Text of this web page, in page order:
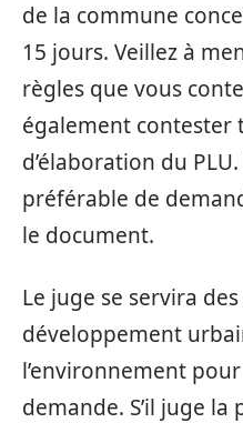
de la commune
15 jours. Veillez à
règles que vous
également contester
d’élaboration du
préférable de
le document.
Le juge se servira
développement
l’environnement
demande. S’il juge